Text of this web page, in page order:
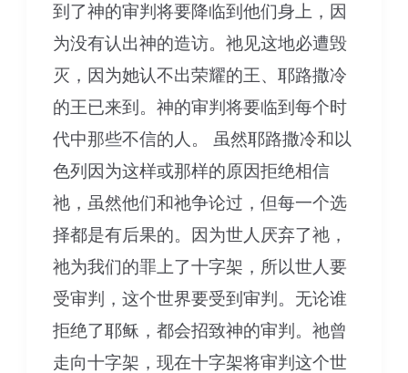
到了神的审判将要降临到他们身上，因
为没有认出神的造访。祂见这地必遭毁
灭，因为她认不出荣耀的王、耶路撒冷
的王已来到。神的审判将要临到每个时
代中那些不信的人。 虽然耶路撒冷和以
色列因为这样或那样的原因拒绝相信
祂，虽然他们和祂争论过，但每一个选
择都是有后果的。因为世人厌弃了祂，
祂为我们的罪上了十字架，所以世人要
受审判，这个世界要受到审判。无论谁
拒绝了耶稣，都会招致神的审判。祂曾
走向十字架，现在十字架将审判这个世